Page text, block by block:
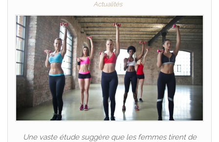
Actualités
Une vaste étude suggère que les femmes tirent de